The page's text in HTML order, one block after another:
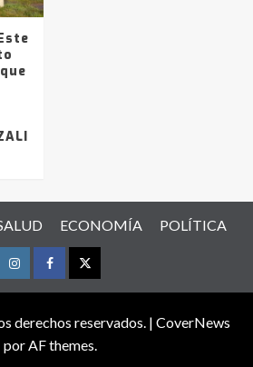
ECONOMÍA POLÍTICA
InstagramFacebookTwitter
derechos reservados. | CoverNews
por AF themes.